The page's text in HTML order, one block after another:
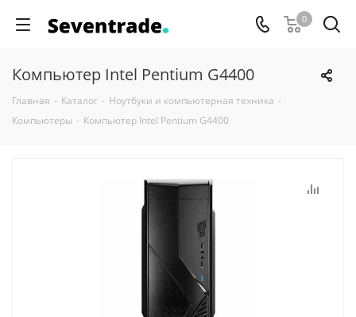
0
Компьютер Intel Pentium G4400
Главная - Каталог - Ноутбуки и компьютерная техника -
Компьютеры - Компьютер Intel Pentium G4400